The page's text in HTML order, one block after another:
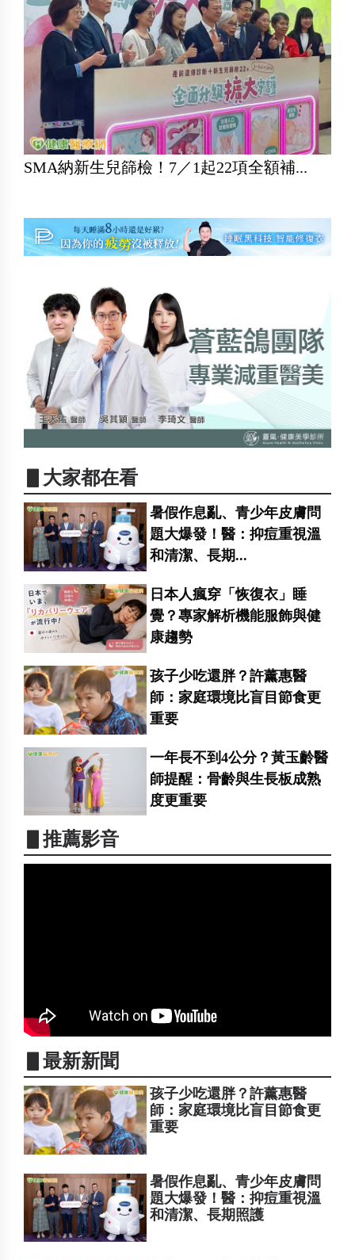
SMA納新生兒篩檢！7／1起22項全額補...
▋大家都在看
暑假作息亂、青少年皮膚問
題大爆發！醫：抑痘重視溫
和清潔、長期...
日本人瘋穿「恢復衣」睡
覺？專家解析機能服飾與健
康趨勢
孩子少吃還胖？許薰惠醫
師：家庭環境比盲目節食更
重要
一年長不到4公分？黃玉齡醫
師提醒：骨齡與生長板成熟
度更重要
▋推薦影音
▋最新新聞
孩子少吃還胖？許薰惠醫
師：家庭環境比盲目節食更
重要
暑假作息亂、青少年皮膚問
題大爆發！醫：抑痘重視溫
和清潔、長期照護